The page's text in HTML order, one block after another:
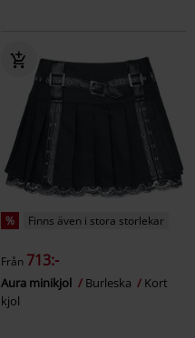
% Finns även i stora storlekar
Från 713:-
Aura minikjol Burleska
Kort
kjol